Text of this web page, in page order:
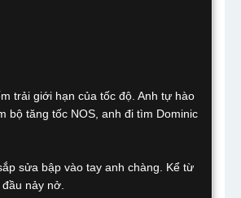
trải giới hạn của tốc độ. Anh tự hào
bộ tăng tốc NOS, anh đi tìm Dominic
sửa bập vào tay anh chàng. Kể từ
nảy nở.